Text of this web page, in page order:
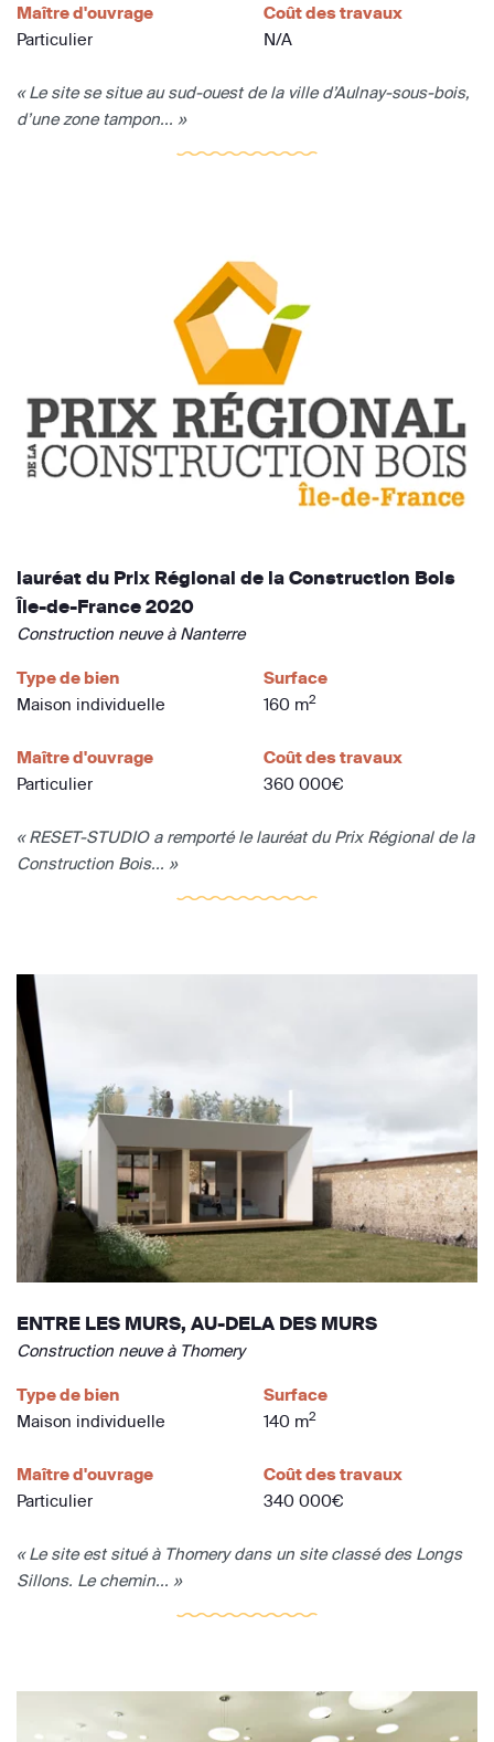
Maître d'ouvrage
Particulier
Coût des travaux
N/A
« Le site se situe au sud-ouest de la ville d’Aulnay-sous-bois,
d’une zone tampon... »
lauréat du Prix Régional de la Construction Bois
Île-de-France 2020
Construction neuve à Nanterre
Type de bien
Maison individuelle
Surface
160 m2
Maître d'ouvrage
Particulier
Coût des travaux
360 000€
« RESET-STUDIO a remporté le lauréat du Prix Régional de la
Construction Bois... »
ENTRE LES MURS, AU-DELA DES MURS
Construction neuve à Thomery
Type de bien
Maison individuelle
Surface
140 m2
Maître d'ouvrage
Particulier
Coût des travaux
340 000€
« Le site est situé à Thomery dans un site classé des Longs
Sillons. Le chemin... »